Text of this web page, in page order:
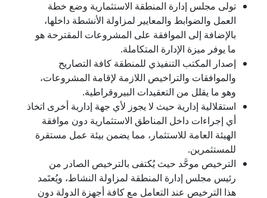
تولى مجلس إدارة المنطقة الاستثمارية وضع خطة
العمل والضوابط والمعايير لمزاولة الأنشطة داخلها،
بالإضافة إلى الموافقة على المشروعات المقترحة هو
ما يوفر ميزة الإدارة المتكاملة.
إصدار المكتب التنفيذي للمنطقة كافة التصاريح
والموافقات والتراخيص اللازمة لإقامة المشروعات،
وهو ما يقلل من التعقيدات البيروقراطية.
استقلالية إدارية حيث لا يجوز لأي جهة إدارية أخرى اتخاذ
أي إجراءات داخل المناطق الاستثمارية دون موافقة
الهيئة العامة للاستثمار، مما يضمن بيئة عمل مستقرة
للمستثمرين.
الترخيص موحَّد حيث يُكتفى بالترخيص الصادر من
رئيس مجلس إدارة المنطقة لمزاولة النشاط، ويُعتَمد
هذا الترخيص عند التعامل مع كافة أجهزة الدولة دون